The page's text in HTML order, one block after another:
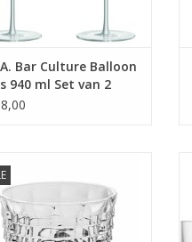
Bar Culture Balloon
940 ml Set van 2
Blade 300ml.
van Bohemia kristal
MEER INFO